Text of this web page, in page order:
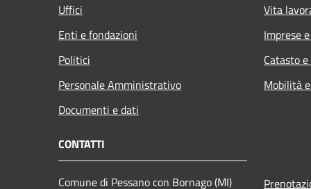
Uffici
Enti e fondazioni
Politici
Personale Amministrativo
Documenti e dati
Vita
Imprese
Catasto
Mobilità
CONTATTI
Comune di Pessano con Bornago (MI)